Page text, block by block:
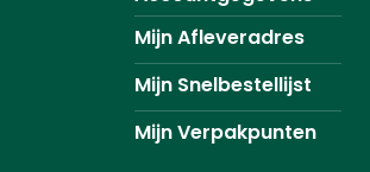
Mijn Afleveradres
Mijn Snelbestellijst
Mijn Verpakpunten